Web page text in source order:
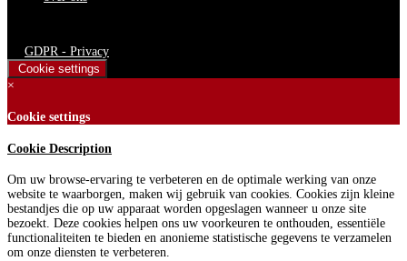
GDPR - Privacy
Cookie settings
×
Cookie settings
Cookie Description
Om uw browse-ervaring te verbeteren en de optimale werking van onze
website te waarborgen, maken wij gebruik van cookies. Cookies zijn kleine
bestandjes die op uw apparaat worden opgeslagen wanneer u onze site
bezoekt. Deze cookies helpen ons uw voorkeuren te onthouden, essentiële
functionaliteiten te bieden en anonieme statistische gegevens te verzamelen
om onze diensten te verbeteren.